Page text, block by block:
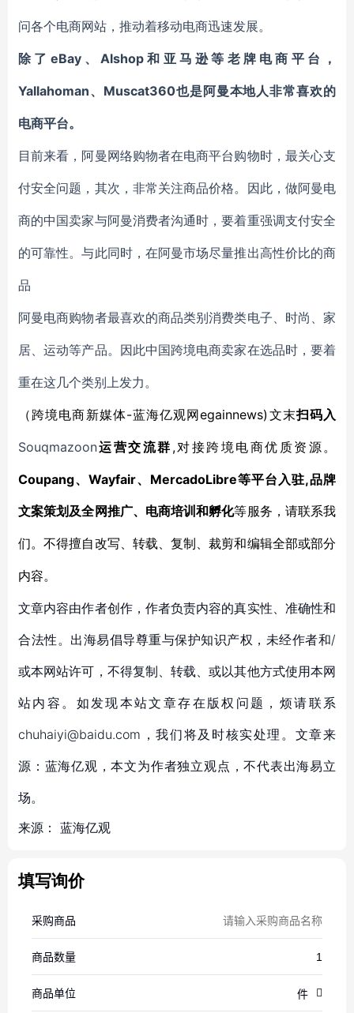
问各个电商网站，推动着移动电商迅速发展。
除了 eBay、Alshop和亚马逊等老牌电商平台，
Yallahoman、Muscat360也是阿曼本地人非常喜欢的
电商平台。
目前来看，阿曼网络购物者在电商平台购物时，最关心支
付安全问题，其次，非常关注商品价格。因此，做阿曼电
商的中国卖家与阿曼消费者沟通时，要着重强调支付安全
的可靠性。与此同时，在阿曼市场尽量推出高性价比的商
品
阿曼电商购物者最喜欢的商品类别消费类电子、时尚、家
居、运动等产品。因此中国跨境电商卖家在选品时，要着
重在这几个类别上发力。
（跨境电商新媒体-蓝海亿观网egainnews)文末扫码入
Souqmazoon运营交流群 ,对接跨境电商优质资源。
Coupang、Wayfair、MercadoLibre等平台入驻,品牌
文案策划及全网推广、电商培训和孵化等服务，请联系我
们。不得擅自改写、转载、复制、裁剪和编辑全部或部分
内容。
文章内容由作者创作，作者负责内容的真实性、准确性和
合法性。出海易倡导尊重与保护知识产权，未经作者和/
或本网站许可，不得复制、转载、或以其他方式使用本网
站内容。如发现本站文章存在版权问题，烦请联系
chuhaiyi@baidu.com，我们将及时核实处理。文章来
源：蓝海亿观，本文为作者独立观点，不代表出海易立
场。
来源： 蓝海亿观
填写询价